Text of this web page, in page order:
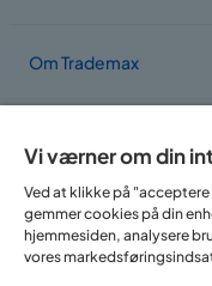
Om Trademax
Vi findes i
Vi værner om din
Ved at klikke på
gemmer cookies på din
hjemmesiden, analysere
vores